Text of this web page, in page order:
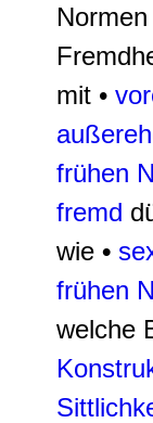
mit •
frühen
fremd
wie •
frühen
welche